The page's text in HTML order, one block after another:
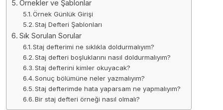
Örnekler ve Şablonlar
Örnek Günlük Girişi
Staj Defteri Şablonları
Sık Sorulan Sorular
Staj defterimi ne sıklıkla doldurmalıyım?
Staj defteri boşluklarını nasıl doldurmalıyım?
Staj defterini kimler okuyacak?
Sonuç bölümüne neler yazmalıyım?
Staj defterimde hata yaparsam ne yapmalıyım?
Bir staj defteri örneği nasıl olmalı?